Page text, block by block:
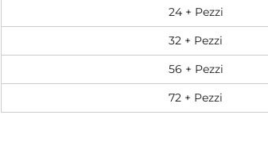
24 + Pezzi
32 + Pezzi
56 + Pezzi
72 + Pezzi